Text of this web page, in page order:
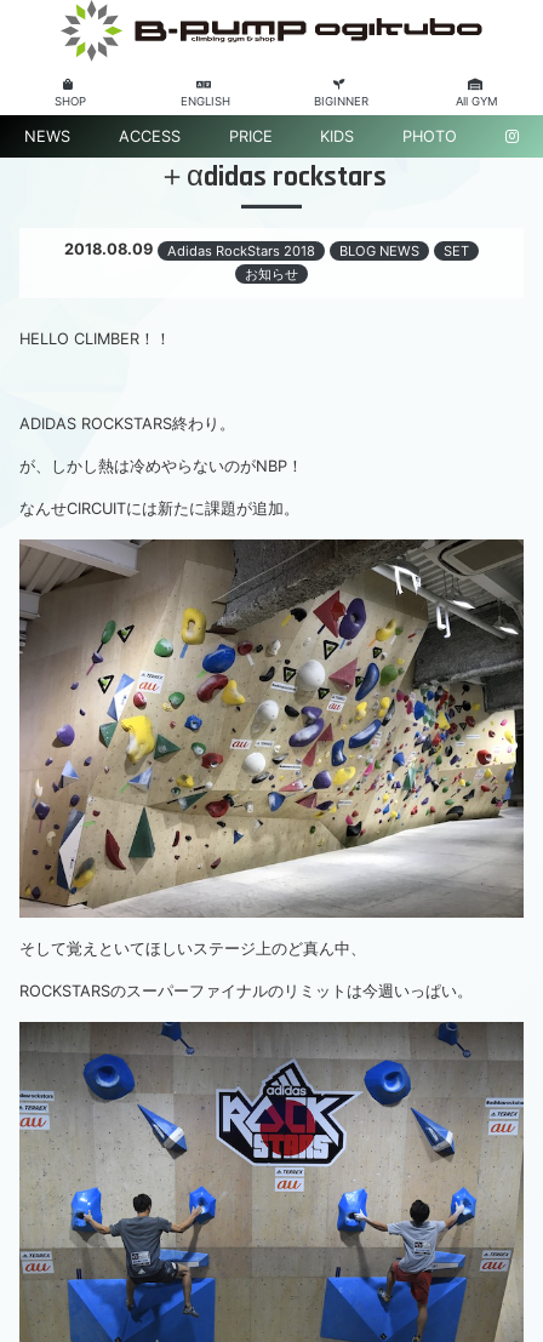
SHOP ENGLISH BIGINNER All GYM
NEWS ACCESS PRICE KIDS PHOTO
＋αdidas rockstars
2018.08.09 Adidas RockStars 2018 BLOG NEWS
SET
お知らせ
HELLO CLIMBER！！
ADIDAS ROCKSTARS終わり。
が、しかし熱は冷めやらないのがNBP！
なんせCIRCUITには新たに課題が追加。
そして覚えといてほしいステージ上のど真ん中、
ROCKSTARSのスーパーファイナルのリミットは今週いっぱい。